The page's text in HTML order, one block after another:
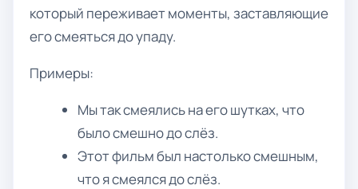
который переживает моменты, заставляющие
его смеяться до упаду.
Примеры:
Мы так смеялись на его шутках, что
было смешно до слёз.
Этот фильм был настолько смешным,
что я смеялся до слёз.